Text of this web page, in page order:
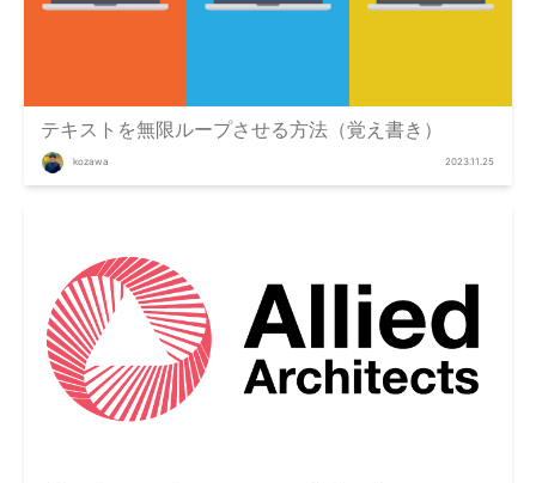
テキストを無限ループさせる方法（覚え書き）
kozawa 2023.11.25